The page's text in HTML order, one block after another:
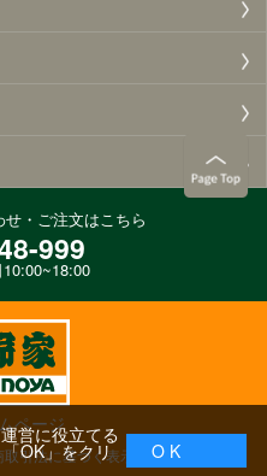
・ご注文はこちら
999
ページ
引法に基づく表示
営に役立てる
OK」をクリ O K